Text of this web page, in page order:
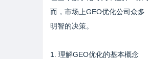
而，市场上GEO优化公司众
明智的决策。
1. 理解GEO优化的基本概念